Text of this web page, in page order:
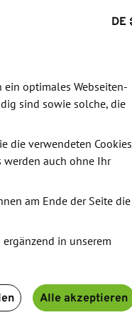
DE
ein optimales Webseiten-
sind sowie solche, die
die verwendeten Cookies
werden auch ohne Ihr
am Ende der Seite die
ergänzend in unserem
Alle akzeptieren